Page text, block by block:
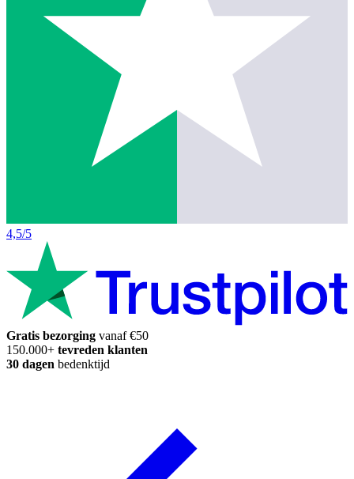
4,5/5
Gratis bezorging vanaf €50
150.000+ tevreden klanten
30 dagen bedenktijd